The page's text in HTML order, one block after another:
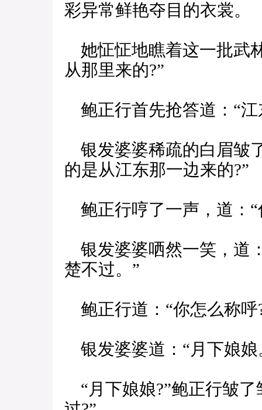
彩异常鲜艳夺目的衣裳。
她怔怔地瞧着这一批武
从那里来的?”
鲍正行首先抢答道：“江
银发婆婆稀疏的白眉皱
的是从江东那一边来的?”
鲍正行哼了一声，道：“
银发婆婆哂然一笑，道
楚不过。”
鲍正行道：“你怎么称呼
银发婆婆道：“月下娘娘
“月下娘娘?”鲍正行皱